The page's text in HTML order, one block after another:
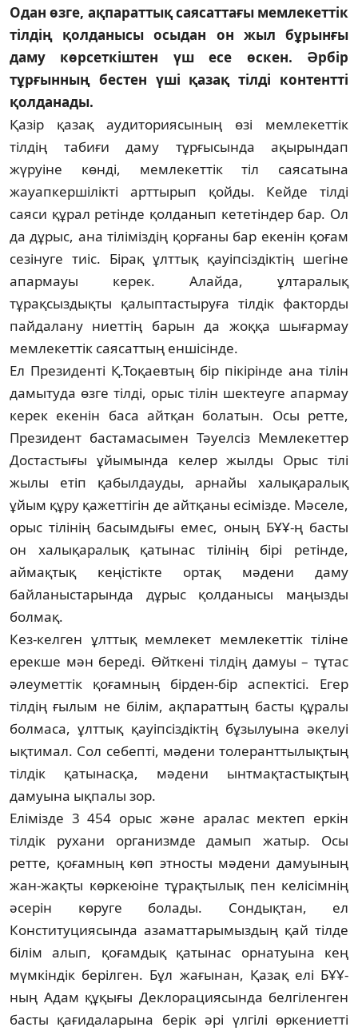
Одан өзге, ақпараттық саясаттағы мемлекеттік
тілдің қолданысы осыдан он жыл бұрынғы
даму көрсеткіштен үш есе өскен. Әрбір
тұрғынның бестен үші қазақ тілді контентті
қолданады.
Қазір қазақ аудиториясының өзі мемлекеттік
тілдің табиғи даму тұрғысында ақырындап
жүруіне көнді, мемлекеттік тіл саясатына
жауапкершілікті арттырып қойды. Кейде тілді
саяси құрал ретінде қолданып кететіндер бар. Ол
да дұрыс, ана тіліміздің қорғаны бар екенін қоғам
сезінуге тиіс. Бірақ ұлттық қауіпсіздіктің шегіне
апармауы керек. Алайда, ұлтаралық
тұрақсыздықты қалыптастыруға тілдік факторды
пайдалану ниеттің барын да жоққа шығармау
мемлекеттік саясаттың еншісінде.
Ел Президенті Қ.Тоқаевтың бір пікірінде ана тілін
дамытуда өзге тілді, орыс тілін шектеуге апармау
керек екенін баса айтқан болатын. Осы ретте,
Президент бастамасымен Тәуелсіз Мемлекеттер
Достастығы ұйымында келер жылды Орыс тілі
жылы етіп қабылдауды, арнайы халықаралық
ұйым құру қажеттігін де айтқаны есімізде. Мәселе,
орыс тілінің басымдығы емес, оның БҰҰ-ң басты
он халықаралық қатынас тілінің бірі ретінде,
аймақтық кеңістікте ортақ мәдени даму
байланыстарында дұрыс қолданысы маңызды
болмақ.
Кез-келген ұлттық мемлекет мемлекеттік тіліне
ерекше мән береді. Өйткені тілдің дамуы – тұтас
әлеуметтік қоғамның бірден-бір аспектісі. Егер
тілдің ғылым не білім, ақпараттың басты құралы
болмаса, ұлттық қауіпсіздіктің бұзылуына әкелуі
ықтимал. Сол себепті, мәдени толеранттылықтың
тілдік қатынасқа, мәдени ынтмақтастықтың
дамуына ықпалы зор.
Елімізде 3 454 орыс және аралас мектеп еркін
тілдік рухани организмде дамып жатыр. Осы
ретте, қоғамның көп этносты мәдени дамуының
жан-жақты көркеюіне тұрақтылық пен келісімнің
әсерін көруге болады. Сондықтан, ел
Конституциясында азаматтарымыздың қай тілде
білім алып, қоғамдық қатынас орнатуына кең
мүмкіндік берілген. Бұл жағынан, Қазақ елі БҰҰ-
ның Адам құқығы Деклорациясында белгіленген
басты қағидаларына берік әрі үлгілі өркениетті